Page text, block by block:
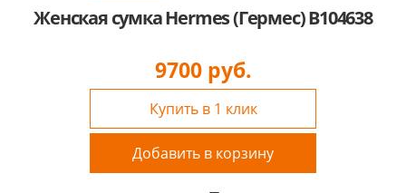
Женская сумка Hermes (Гермес) B104638
9700руб.
Купить в 1 клик
Добавить в корзину